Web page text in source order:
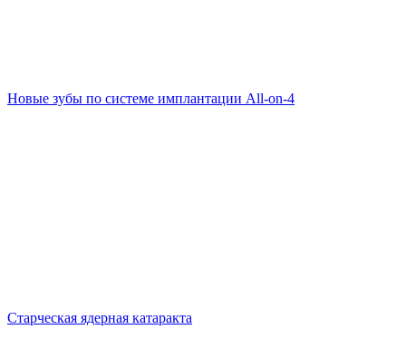
Новые зубы по системе имплантации All-on-4
Старческая ядерная катаракта